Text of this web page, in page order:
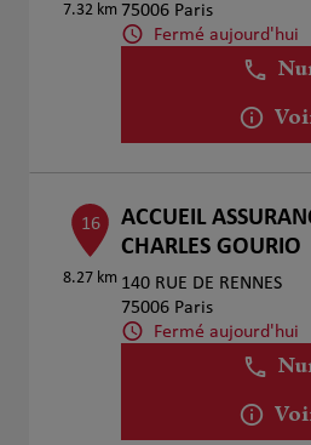
7.32 km 75006 Paris
Fermé aujourd'hui
16
8.27 km
ACCUEIL
CHARLES GOURIO
140 RUE DE RENNES
75006 Paris
Fermé aujourd'hui